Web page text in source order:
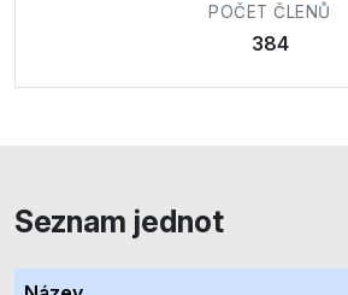
POČET ČLENŮ
384
Seznam jednot